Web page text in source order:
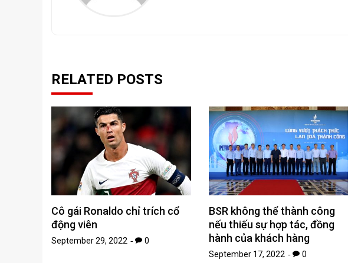
RELATED POSTS
Cô gái Ronaldo chỉ trích cổ
động viên
September 29, 2022 0
BSR không thể thành công
nếu thiếu sự hợp tác, đồng
hành của khách hàng
September 17, 2022 0